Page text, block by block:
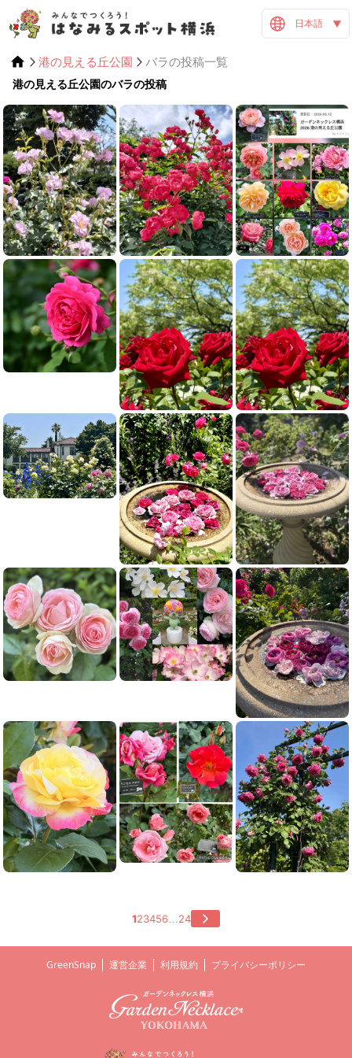
日本語
港の見える丘公園
バラの投稿一覧
港の見える丘公園のバラの投稿
123456 24
GreenSnap 運営企業 利用規約 プライバシーポリシー